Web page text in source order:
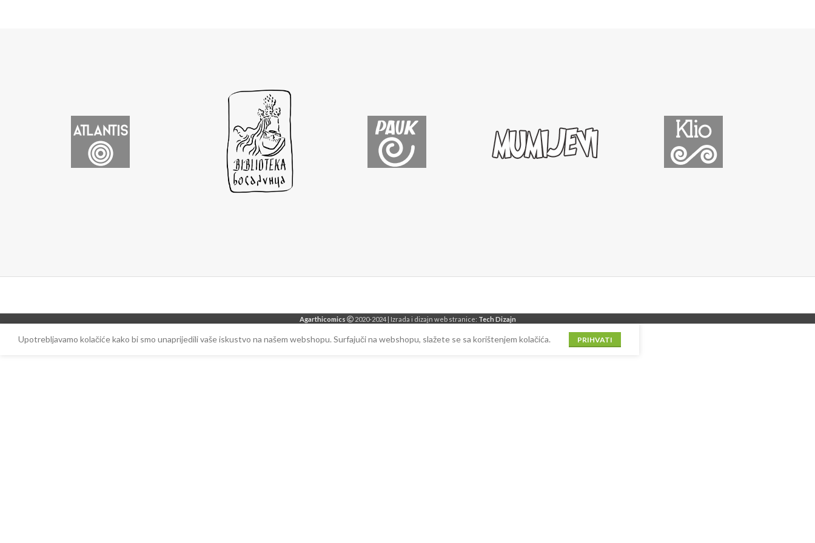
Agarthicomics 2020-2024 | Izrada i dizajn web stranice: Tech Dizajn
Upotrebljavamo kolačiće kako bi smo unaprijedili vaše iskustvo na našem webshopu. Surfajuči na webshopu, slažete se sa korištenjem kolačića. PRIHVATI